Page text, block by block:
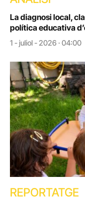
La diagnosi local,
política educativa
1 - juliol - 2026 · 04:00
REPORTATGE